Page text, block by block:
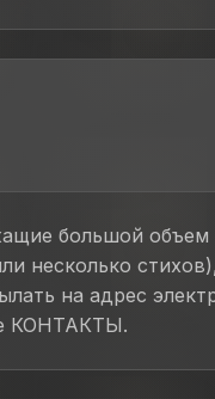
большой объем
несколько
на адрес
КОНТАКТЫ.